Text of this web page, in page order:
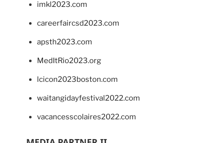
imkl2023.com
careerfaircsd2023.com
apsth2023.com
MedItRio2023.org
lcicon2023boston.com
waitangidayfestival2022.com
vacancesscolaires2022.com